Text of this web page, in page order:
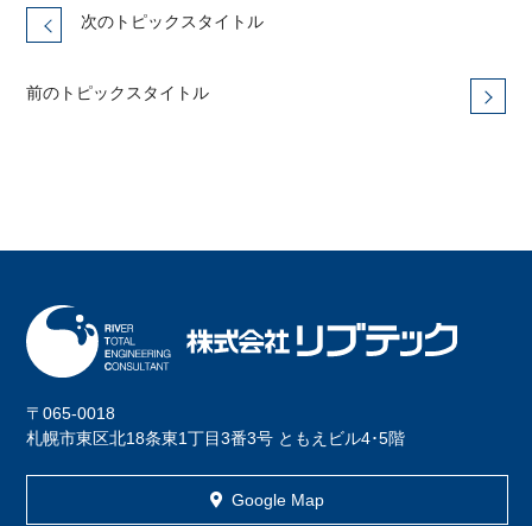
次のトピックスタイトル
前のトピックスタイトル
〒065-0018
札幌市東区北18条東1丁目3番3号 ともえビル4･5階
Google Map